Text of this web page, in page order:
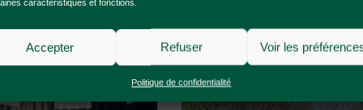
caractéristiques et fonctions.
Accepter Refuser Voir les
Politique de confidentialité